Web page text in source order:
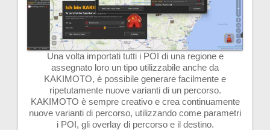
Una volta importati tutti i POI di una regione e
assegnato loro un tipo utilizzabile anche da
KAKIMOTO, è possibile generare facilmente e
ripetutamente nuove varianti di un percorso.
KAKIMOTO è sempre creativo e crea continuamente
nuove varianti di percorso, utilizzando come parametri
i POI, gli overlay di percorso e il destino.